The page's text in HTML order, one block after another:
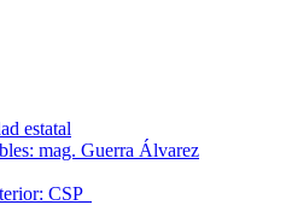
estatal
mag. Guerra Álvarez
CSP